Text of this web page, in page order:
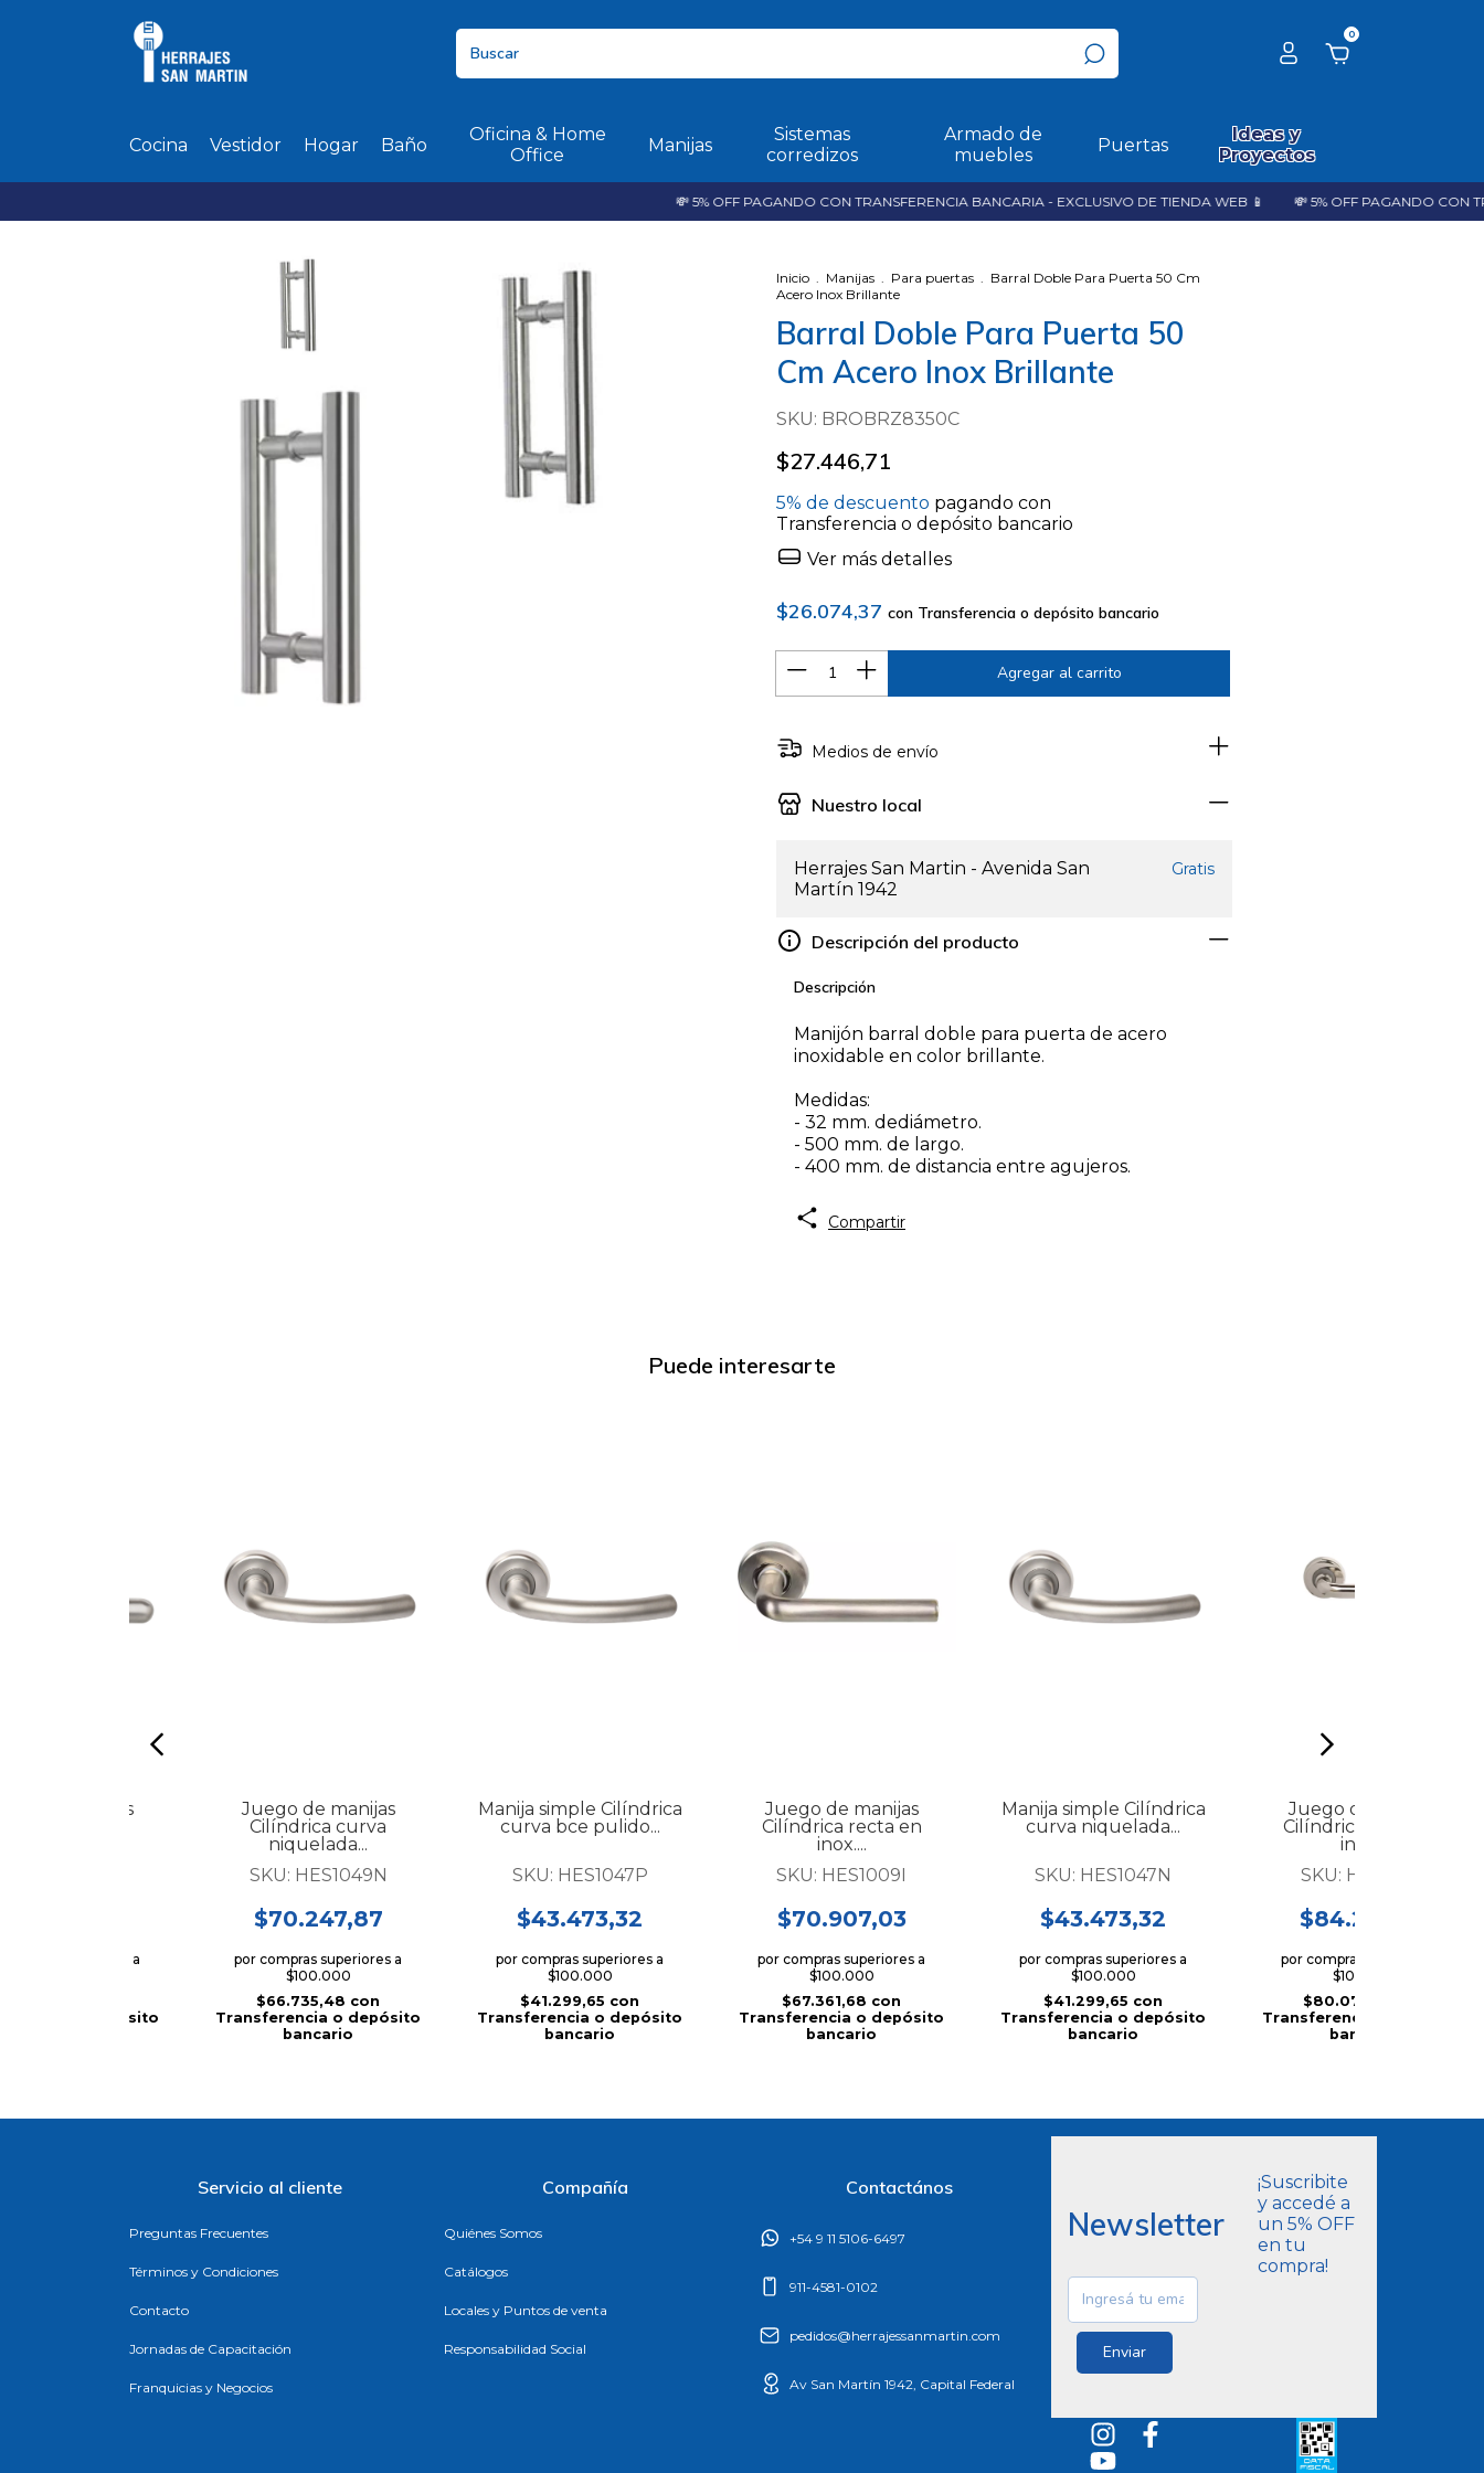
0
Cocina Vestidor Hogar Baño
Oficina & Home
Office
Manijas
Sistemas
corredizos
Armado de
muebles
Puertas
Ideas y
Proyectos
💸 5% OFF PAGANDO CON TRANSFERENCIA BANCARIA - EXCLUSIVO DE TIENDA WEB 📱 💸 5% OFF PAGANDO CON
Inicio . Manijas . Para puertas . Barral Doble Para Puerta 50 Cm
Acero Inox Brillante
Barral Doble Para Puerta 50
Cm Acero Inox Brillante
SKU: BROBRZ8350C
$27.446,71
5% de descuento pagando con
Transferencia o depósito bancario
Ver más detalles
$26.074,37 con Transferencia o depósito bancario
Medios de envío
Nuestro local
Herrajes San Martin - Avenida San
Martín 1942
Gratis
Descripción del producto
Descripción
Manijón barral doble para puerta de acero
inoxidable en color brillante.
Medidas:
- 32 mm. dediámetro.
- 500 mm. de largo.
- 400 mm. de distancia entre agujeros.
Compartir
Puede interesarte
de manijas
superiores a
o depósito
Juego de manijas
Cilíndrica curva
niquelada...
SKU: HES1049N
$70.247,87
por compras superiores a
$100.000
$66.735,48 con
Transferencia o depósito
bancario
Manija simple Cilíndrica
curva bce pulido...
SKU: HES1047P
$43.473,32
por compras superiores a
$100.000
$41.299,65 con
Transferencia o depósito
bancario
Juego de manijas
Cilíndrica recta en
inox....
SKU: HES1009I
$70.907,03
por compras superiores a
$100.000
$67.361,68 con
Transferencia o depósito
bancario
Manija simple Cilíndrica
curva niquelada...
SKU: HES1047N
$43.473,32
por compras superiores a
$100.000
$41.299,65 con
Transferencia o depósito
bancario
Juego de manijas
Cilíndrica curva en
inox....
SKU: HES1049I
$84.294,30
por compras superiores a
$100.000
$80.079,59
Transferencia o depósito
bancario
Servicio al cliente
Preguntas Frecuentes
Términos y Condiciones
Contacto
Jornadas de Capacitación
Franquicias y Negocios
Compañía
Quiénes Somos
Catálogos
Locales y Puntos de venta
Responsabilidad Social
Contactános
+54 9 11 5106-6497
911-4581-0102
pedidos@herrajessanmartin.com
Av San Martín 1942, Capital Federal
Newsletter
¡Suscribite
y accedé a
un 5% OFF
en tu
compra!